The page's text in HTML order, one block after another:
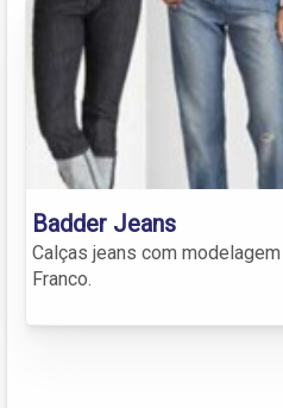
Badder Jeans
Calças jeans com
Franco.